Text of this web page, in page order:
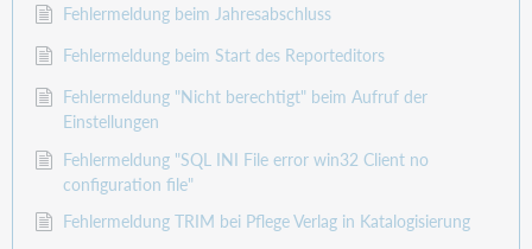
Fehlermeldung beim Jahresabschluss
Fehlermeldung beim Start des Reporteditors
Fehlermeldung "Nicht berechtigt" beim Aufruf der
Einstellungen
Fehlermeldung "SQL INI File error win32 Client no
configuration file"
Fehlermeldung TRIM bei Pflege Verlag in Katalogisierung